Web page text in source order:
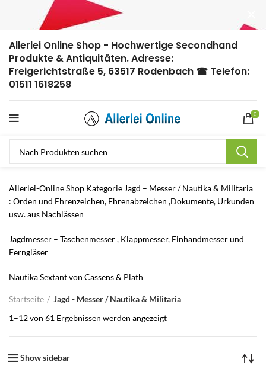
Allerlei Online Shop - Hochwertige Secondhand
Produkte & Antiquitäten. Adresse:
Freigerichtstraße 5, 63517 Rodenbach ☎ Telefon:
01511 1618258
0
Allerlei-Online Shop Kategorie Jagd – Messer / Nautika & Militaria
: Orden und Ehrenzeichen, Ehrenabzeichen ,Dokumente, Urkunden
usw. aus Nachlässen
Jagdmesser – Taschenmesser , Klappmesser, Einhandmesser und
Ferngläser
Nautika Sextant von Cassens & Plath
Startseite
Jagd - Messer / Nautika & Militaria
1–12 von 61 Ergebnissen werden angezeigt
Show sidebar